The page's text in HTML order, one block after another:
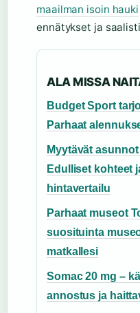
maailman isoin hauki
ennätykset ja
ALA MISSA
Budget Sport
Parhaat
Myytävät
Edulliset kohteet
hintavertailu
Parhaat museot
suosituinta
matkallesi
Somac 20 mg –
annostus ja